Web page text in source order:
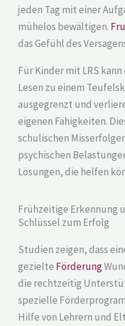
jeden Tag mit einer
mühelos bewältigen.
das Gefühl des
Für Kinder mit LRS
Lesen zu einem
ausgegrenzt und
eigenen Fähigkeiten.
schulischen
psychischen
Lösungen, die helfen
Frühzeitige Erkennung
Schlüssel zum Erfolg
Studien zeigen, dass
gezielte Förderung
die rechtzeitig
spezielle
Hilfe von Lehrern und